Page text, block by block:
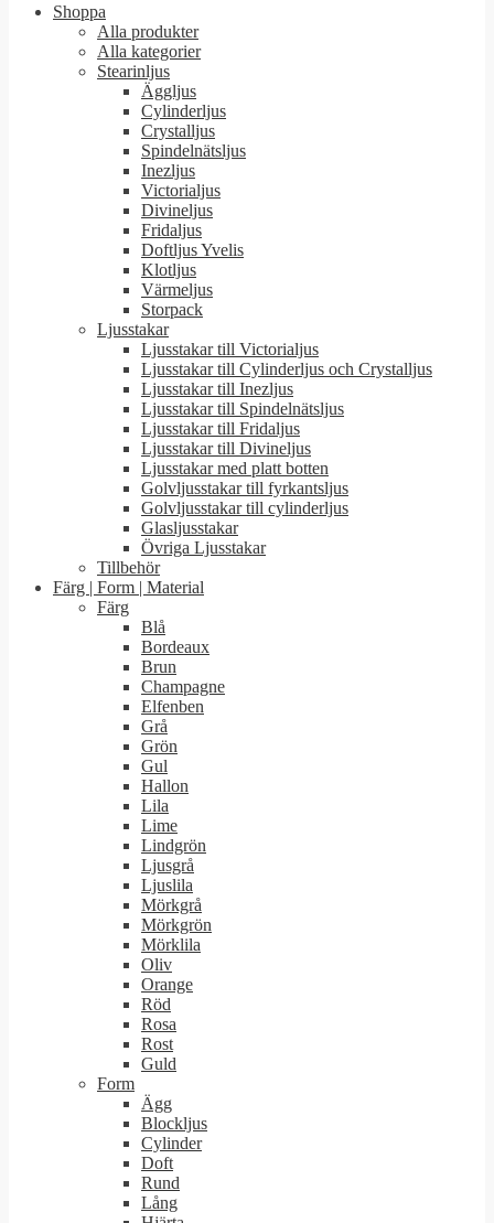
Shoppa
Alla produkter
Alla kategorier
Stearinljus
Äggljus
Cylinderljus
Crystalljus
Spindelnätsljus
Inezljus
Victorialjus
Divineljus
Fridaljus
Doftljus Yvelis
Klotljus
Värmeljus
Storpack
Ljusstakar
Ljusstakar till Victorialjus
Ljusstakar till Cylinderljus och Crystalljus
Ljusstakar till Inezljus
Ljusstakar till Spindelnätsljus
Ljusstakar till Fridaljus
Ljusstakar till Divineljus
Ljusstakar med platt botten
Golvljusstakar till fyrkantsljus
Golvljusstakar till cylinderljus
Glasljusstakar
Övriga Ljusstakar
Tillbehör
Färg | Form | Material
Färg
Blå
Bordeaux
Brun
Champagne
Elfenben
Grå
Grön
Gul
Hallon
Lila
Lime
Lindgrön
Ljusgrå
Ljuslila
Mörkgrå
Mörkgrön
Mörklila
Oliv
Orange
Röd
Rosa
Rost
Guld
Form
Ägg
Blockljus
Cylinder
Doft
Rund
Lång